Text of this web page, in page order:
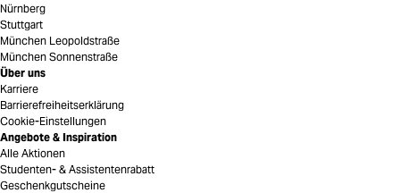
Nürnberg
Stuttgart
München Leopoldstraße
München Sonnenstraße
Über uns
Karriere
Barrierefreiheitserklärung
Cookie-Einstellungen
Angebote & Inspiration
Alle Aktionen
Studenten- & Assistentenrabatt
Geschenkgutscheine